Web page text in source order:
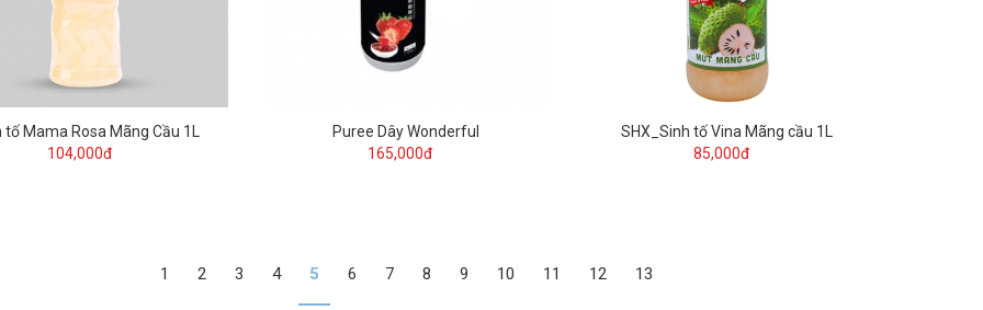
tố Mama Rosa Mãng Cầu 1L
104,000đ
Puree Dây Wonderful
165,000đ
SHX_Sinh tố Vina Mãng cầu 1L
85,000đ
1 2 3 4 5 6 7 8 9 10 11 12 13